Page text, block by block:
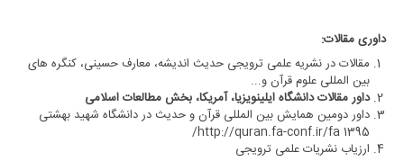
داوری مقالات:
مقالات در نشریه علمی ترویجی حدیث اندیشه، معارف حسینی، کنگره های
بین المللی علوم قرآن و...
داور مقالات دانشگاه ایلینویزیا، آمریکا، بخش مطالعات اسلامی
داور دومین همایش بین المللی قرآن و حدیث در دانشگاه شهید بهشتی
1395
http://quran.fa-conf.ir/fa
/
ارزیاب نشریات علمی ترویجی